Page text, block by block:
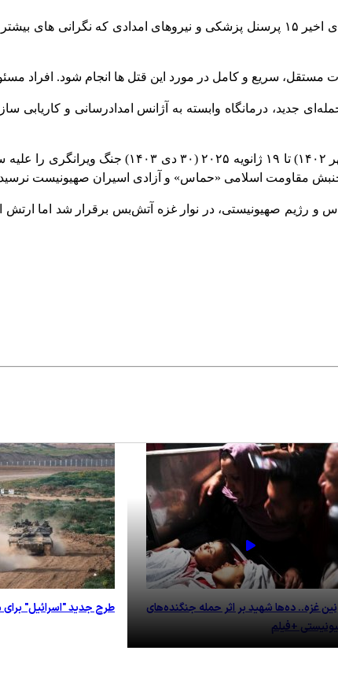
ولکر ترک به شورای امنیت سازمان ملل گفت: من از قتل های اخیر ۱۵ پرسنل
سریع و کامل در مورد این قتل ها انجام شود. افراد
جدید، درمانگاه وابسته به آژانس امدادرسانی و کاریابی
رژیم صهیونیستی با حمایت آمریکا از هفتم اکتبر
جنبش مقاومت اسلامی «حماس» و آزادی اسیران صهیونیست
غزه.. ده‌ها شهید بر اثر حمله جنگنده‌های
+فیلم
طرح جدید "اسرائیل" برای